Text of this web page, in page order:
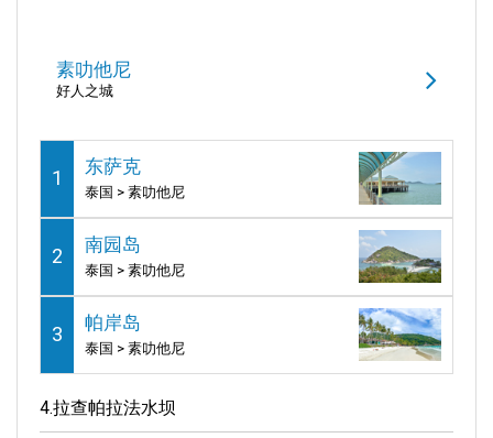
素叻他尼
好人之城
1
东萨克
泰国 > 素叻他尼
2
南园岛
泰国 > 素叻他尼
3
帕岸岛
泰国 > 素叻他尼
4.拉查帕拉法水坝